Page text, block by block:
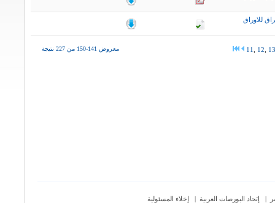
للاوراق
معروض 141-150 من 227 نتيجة 11 12 13
| إتحاد البورصات العربية |
إخلاء المسئولية